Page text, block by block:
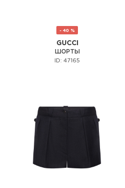
- 40 %
GUCCI
ШОРТЫ
ID: 47165